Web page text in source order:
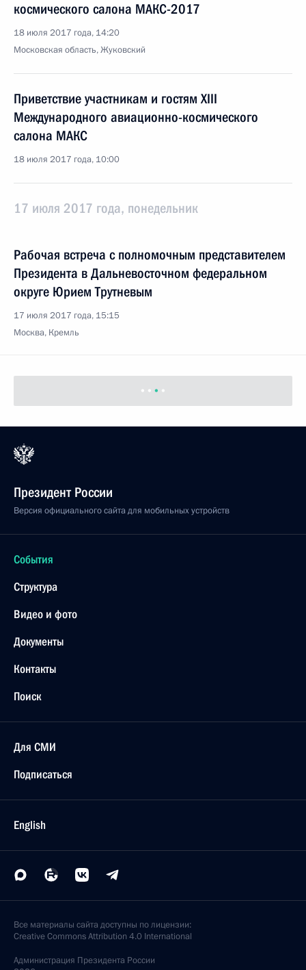
космического салона МАКС-2017
18 июля 2017 года, 14:20
Московская область, Жуковский
Приветствие участникам и гостям XIII
Международного авиационно-космического
салона МАКС
18 июля 2017 года, 10:00
17 июля 2017 года, понедельник
Рабочая встреча с полномочным представителем
Президента в Дальневосточном федеральном
округе Юрием Трутневым
17 июля 2017 года, 15:15
Москва, Кремль
Президент России
Версия официального сайта для мобильных устройств
События
Структура
Видео и фото
Документы
Контакты
Поиск
Для СМИ
Подписаться
English
Все материалы сайта доступны по лицензии:
Creative Commons Attribution 4.0 International
Администрация Президента России